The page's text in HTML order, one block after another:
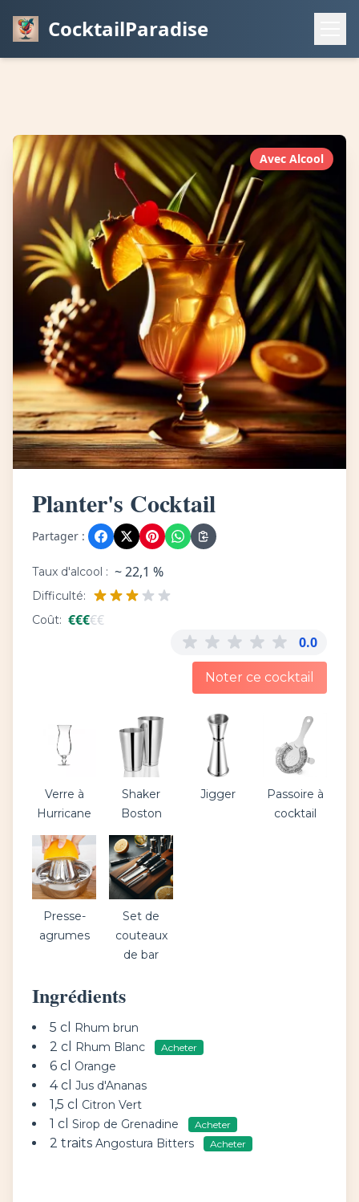
CocktailParadise
Avec Alcool
Planter's Cocktail
Partager :
Taux d'alcool : ~ 22,1 %
Difficulté:
Coût: €€€€€
0.0
Noter ce cocktail
Verre à
Hurricane
Shaker
Boston
Jigger
Passoire à
cocktail
Presse-
agrumes
Set de
couteaux
de bar
Ingrédients
5 cl Rhum brun
2 cl Rhum Blanc Acheter
6 cl Orange
4 cl Jus d'Ananas
1,5 cl Citron Vert
1 cl Sirop de Grenadine Acheter
2 traits Angostura Bitters Acheter